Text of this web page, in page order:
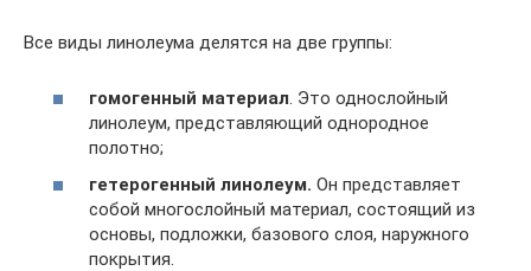
Все виды линолеума делятся на две группы:
гомогенный материал . Это однослойный
линолеум, представляющий однородное
полотно;
гетерогенный линолеум. Он представляет
собой многослойный материал, состоящий из
основы, подложки, базового слоя, наружного
покрытия.